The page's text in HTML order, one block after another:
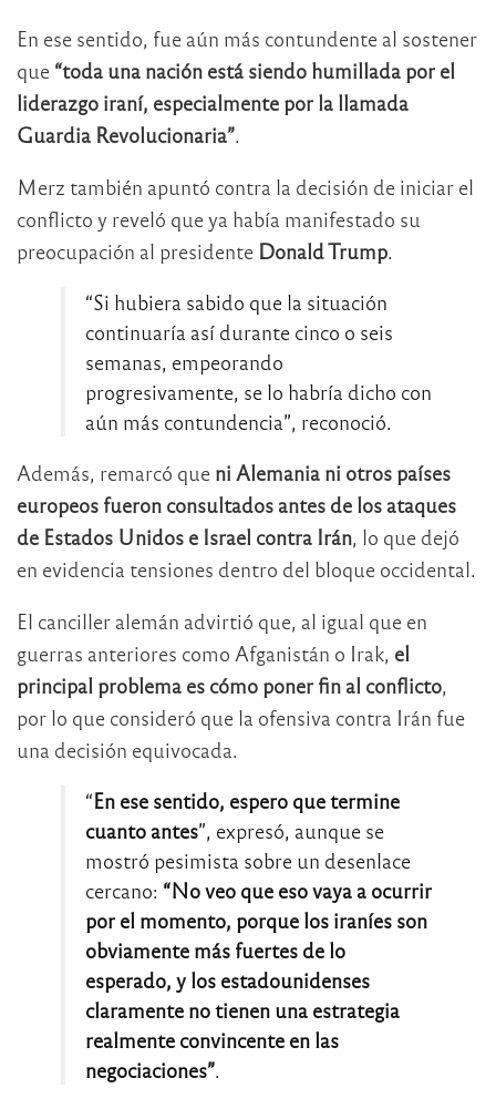
En ese sentido, fue aún más contundente al sostener
que “toda una nación está siendo humillada por el
liderazgo iraní, especialmente por la llamada
Guardia Revolucionaria”.
Merz también apuntó contra la decisión de iniciar el
conflicto y reveló que ya había manifestado su
preocupación al presidente Donald Trump.
“Si hubiera sabido que la situación
continuaría así durante cinco o seis
semanas, empeorando
progresivamente, se lo habría dicho con
aún más contundencia”, reconoció.
Además, remarcó que ni Alemania ni otros países
europeos fueron consultados antes de los ataques
de Estados Unidos e Israel contra Irán, lo que dejó
en evidencia tensiones dentro del bloque occidental.
El canciller alemán advirtió que, al igual que en
guerras anteriores como Afganistán o Irak, el
principal problema es cómo poner fin al conflicto,
por lo que consideró que la ofensiva contra Irán fue
una decisión equivocada.
“En ese sentido, espero que termine
cuanto antes”, expresó, aunque se
mostró pesimista sobre un desenlace
cercano: “No veo que eso vaya a ocurrir
por el momento, porque los iraníes son
obviamente más fuertes de lo
esperado, y los estadounidenses
claramente no tienen una estrategia
realmente convincente en las
negociaciones”.